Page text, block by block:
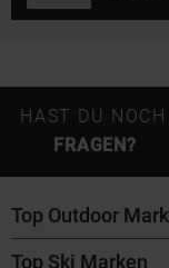
HAST DU NOCH
FRAGEN?
Top Outdoor
Patagonia
Top Ski Marken